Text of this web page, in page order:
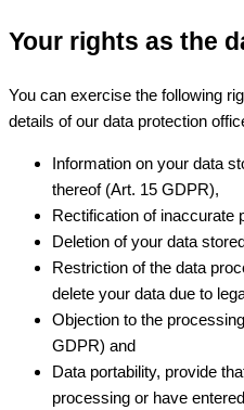
Your rights as the
You can exercise the following
details of our data protection
Information on your data
thereof (Art. 15 GDPR),
Rectification of inaccurate
Deletion of your data
Restriction of the data
delete your data due to
Objection to the
GDPR) and
Data portability, provide
processing or have